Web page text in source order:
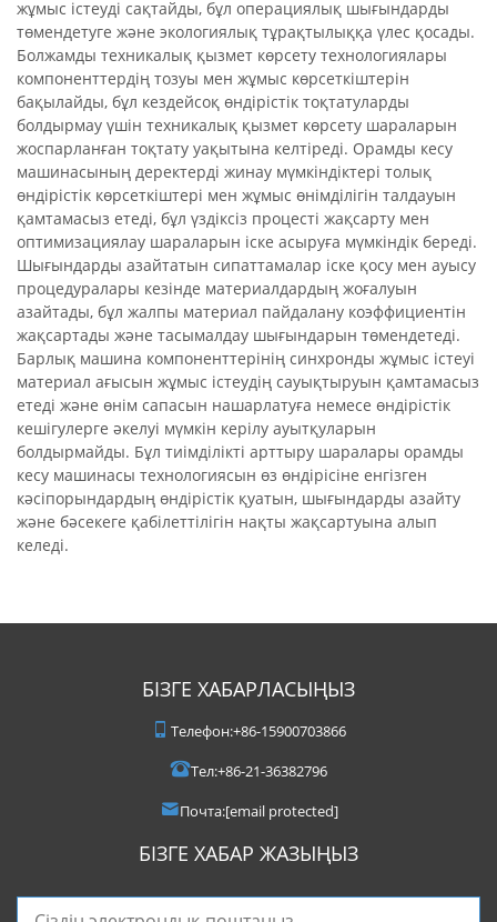
жұмыс істеуді сақтайды, бұл операциялық шығындарды
төмендетуге және экологиялық тұрақтылыққа үлес қосады.
Болжамды техникалық қызмет көрсету технологиялары
компоненттердің тозуы мен жұмыс көрсеткіштерін
бақылайды, бұл кездейсоқ өндірістік тоқтатуларды
болдырмау үшін техникалық қызмет көрсету шараларын
жоспарланған тоқтату уақытына келтіреді. Орамды кесу
машинасының деректерді жинау мүмкіндіктері толық
өндірістік көрсеткіштері мен жұмыс өнімділігін талдауын
қамтамасыз етеді, бұл үздіксіз процесті жақсарту мен
оптимизациялау шараларын іске асыруға мүмкіндік береді.
Шығындарды азайтатын сипаттамалар іске қосу мен ауысу
процедуралары кезінде материалдардың жоғалуын
азайтады, бұл жалпы материал пайдалану коэффициентін
жақсартады және тасымалдау шығындарын төмендетеді.
Барлық машина компоненттерінің синхронды жұмыс істеуі
материал ағысын жұмыс істеудің сауықтыруын қамтамасыз
етеді және өнім сапасын нашарлатуға немесе өндірістік
кешігулерге әкелуі мүмкін керілу ауытқуларын
болдырмайды. Бұл тиімділікті арттыру шаралары орамды
кесу машинасы технологиясын өз өндірісіне енгізген
кәсіпорындардың өндірістік қуатын, шығындарды азайту
және бәсекеге қабілеттілігін нақты жақсартуына алып
келеді.
БІЗГЕ ХАБАРЛАСЫҢЫЗ
Телефон:+86-15900703866
Тел:+86-21-36382796
Почта:[email protected]
БІЗГЕ ХАБАР ЖАЗЫҢЫЗ